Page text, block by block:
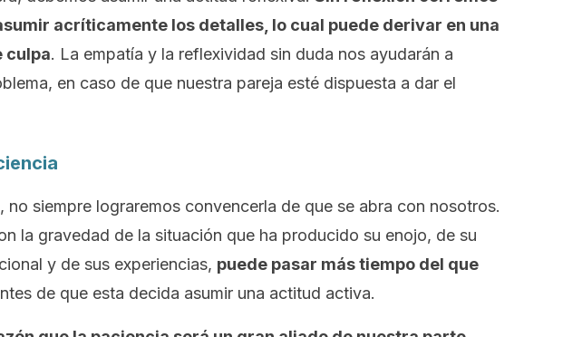
acríticamente los detalles, lo cual puede derivar en una
culpa. La empatía y la reflexividad sin duda nos ayudarán a
en caso de que nuestra pareja esté dispuesta a dar el
no siempre lograremos convencerla de que se abra con nosotros.
la gravedad de la situación que ha producido su enojo, de su
y de sus experiencias, puede pasar más tiempo del que
de que esta decida asumir una actitud activa.